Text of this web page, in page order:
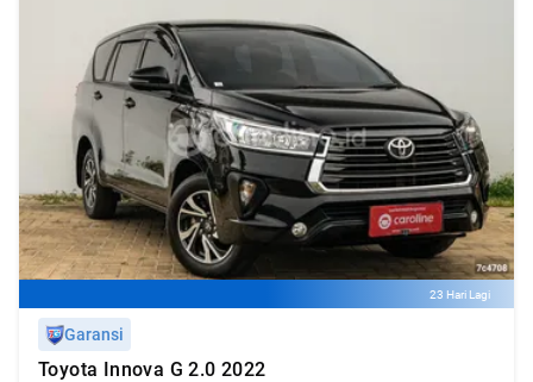
23 Hari Lagi
Garansi
Toyota Innova G 2.0 2022